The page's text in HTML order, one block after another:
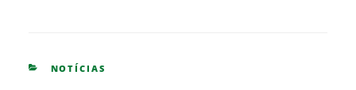
CATEGORIES
NOTÍCIAS